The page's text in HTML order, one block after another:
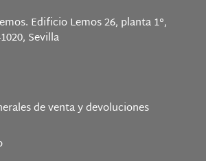
Edificio Lemos 26, planta 1°,
Sevilla
de venta y devoluciones